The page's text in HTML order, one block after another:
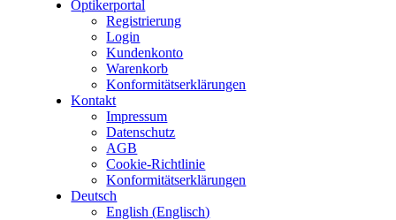
Optikerportal
Registrierung
Login
Kundenkonto
Warenkorb
Konformitätserklärungen
Kontakt
Impressum
Datenschutz
AGB
Cookie-Richtlinie
Konformitätserklärungen
Deutsch
English (Englisch)